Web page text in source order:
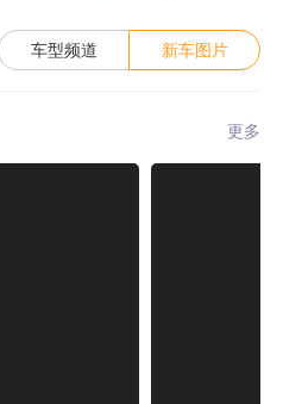
车型频道 新车图片
更多